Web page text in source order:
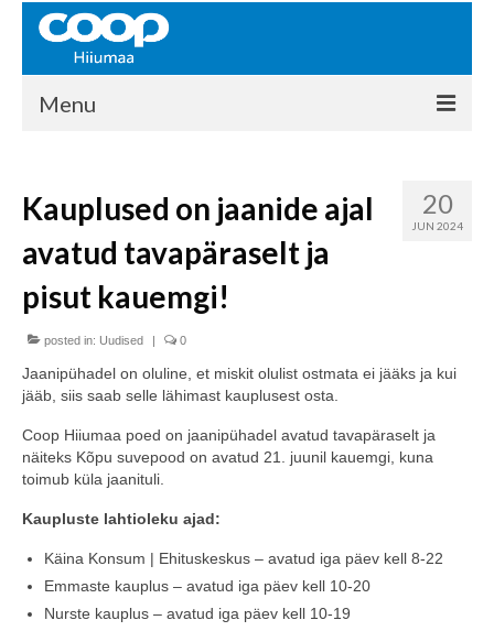
Menu
Kontakt
Liikmed
Ajalugu
KAUPLUSED
EHITUSKESKUS
KAUBAMAJA
KAMPAANIAD
COOP KLIENDIKAART
KINKEKAART
PAKUME TÖÖD
20
JUN 2024
Kauplused on jaanide ajal
avatud tavapäraselt ja
pisut kauemgi!
posted in: Uudised | 0
Jaanipühadel on oluline, et miskit olulist ostmata ei jääks ja kui
jääb, siis saab selle lähimast kauplusest osta.
Coop Hiiumaa poed on jaanipühadel avatud tavapäraselt ja
näiteks Kõpu suvepood on avatud 21. juunil kauemgi, kuna
toimub küla jaanituli.
Kaupluste lahtioleku ajad:
Käina Konsum | Ehituskeskus – avatud iga päev kell 8-22
Emmaste kauplus – avatud iga päev kell 10-20
Nurste kauplus – avatud iga päev kell 10-19